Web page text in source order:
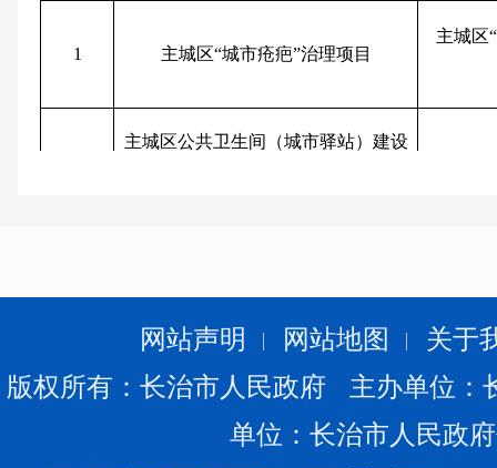
1 主城区“城市疮疤”治理项目
主城区
主城区公共卫生间（城市驿站）建设
长治市建筑垃圾处置中心
网站声明 网站地图
关于
版权所有：长治市人民政府 主办单位
单位：长治市人民政